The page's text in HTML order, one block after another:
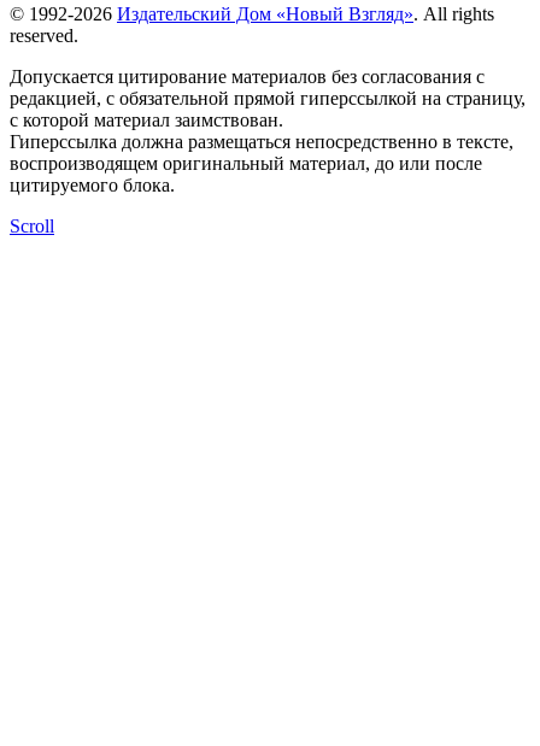
© 1992-2026 Издательский Дом «Новый Взгляд». All rights
reserved.
Допускается цитирование материалов без согласования с
редакцией, с обязательной прямой гиперссылкой на страницу,
с которой материал заимствован.
Гиперссылка должна размещаться непосредственно в тексте,
воспроизводящем оригинальный материал, до или после
цитируемого блока.
Scroll